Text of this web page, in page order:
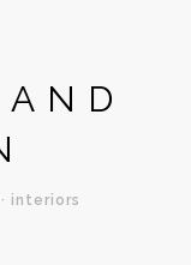
interiors